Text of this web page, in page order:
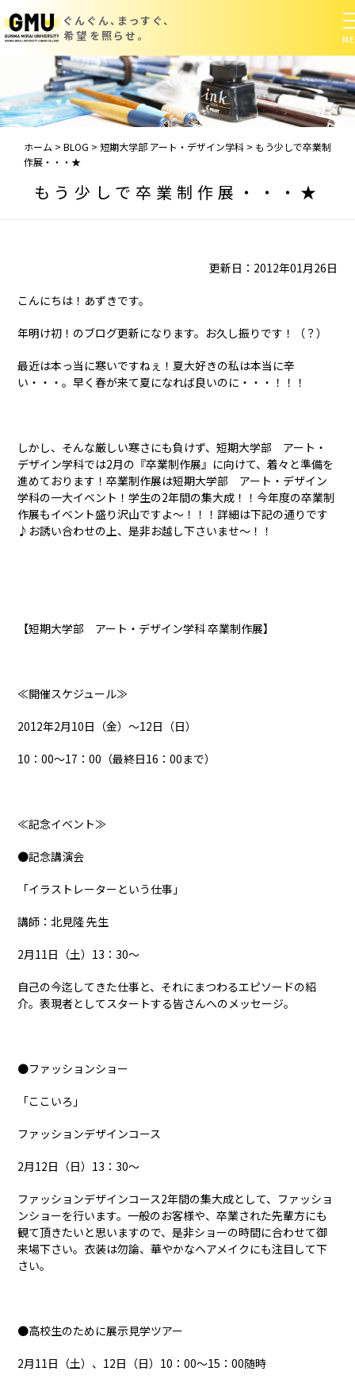
ぐんぐん、まっすぐ、
希望を照らせ。
ホーム > BLOG > 短期大学部 アート・デザイン学科 > もう少しで卒業制
作展・・・★
もう少しで卒業制作展・・・★
更新日：2012年01月26日
こんにちは！あずきです。
年明け初！のブログ更新になります。お久し振りです！（？）
最近は本っ当に寒いですねぇ！夏大好きの私は本当に辛
い・・・。早く春が来て夏になれば良いのに・・・！！！
しかし、そんな厳しい寒さにも負けず、短期大学部 アート・
デザイン学科では2月の『卒業制作展』に向けて、着々と準備を
進めております！卒業制作展は短期大学部 アート・デザイン
学科の一大イベント！学生の2年間の集大成！！今年度の卒業制
作展もイベント盛り沢山ですよ～！！！詳細は下記の通りです
♪お誘い合わせの上、是非お越し下さいませ～！！
【短期大学部 アート・デザイン学科 卒業制作展】
≪開催スケジュール≫
2012年2月10日（金）～12日（日）
10：00～17：00（最終日16：00まで）
≪記念イベント≫
●記念講演会
「イラストレーターという仕事」
講師：北見隆 先生
2月11日（土）13：30～
自己の今迄してきた仕事と、それにまつわるエピソードの紹
介。表現者としてスタートする皆さんへのメッセージ。
●ファッションショー
「ここいろ」
ファッションデザインコース
2月12日（日）13：30～
ファッションデザインコース2年間の集大成として、ファッショ
ンショーを行います。一般のお客様や、卒業された先輩方にも
観て頂きたいと思いますので、是非ショーの時間に合わせて御
来場下さい。衣装は勿論、華やかなヘアメイクにも注目して下
さい。
●高校生のために展示見学ツアー
2月11日（土）、12日（日）10：00～15：00随時